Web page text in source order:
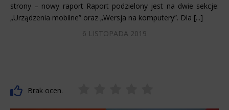
strony – nowy raport Raport podzielony jest na dwie sekcje:
„Urządzenia mobilne” oraz „Wersja na komputery”. Dla [...]
6 LISTOPADA 2019
Brak ocen.